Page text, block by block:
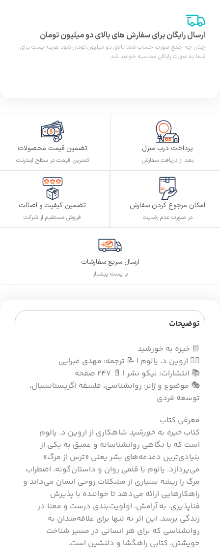
ارسال رایگان برای سفارش های بالای دو میلیون تومان
چنان چه جمع صورت حساب شما بالای دو میلیون تومان شود هزینه پست برای
شما به صورت رایگان محاسبه خواهد شد.
پرداخت درب منزل
بعد از دریافت سفارش
تضمین قیمت محصولات
کمترین قیمت در سطح اینترنت
امکان مرجوع کردن سفارش
در صورت عدم رضایت
تضمین کیفیت و اصالت
فروش مستقیم از شرکت
ارسال سریع سفارشات
با پست پیشتاز
توضیحات
📘 خیره به خورشید
✍🏻 اروین د. یالوم | 📝 ترجمه: مهدی غبرایی
📚 انتشارات: نیکو نشر | 📄 247 صفحه
🎭 موضوع و ژانر: روانشناسی، فلسفه اگزیستانسیال،
توسعه فردی
معرفی کتاب
کتاب خیره به خورشید شاهکاری از اروین د. یالوم
است که با نگاهی روانشناسانه و عمیق به یکی از
بنیادی‌ترین دغدغه‌های بشر یعنی «ترس از مرگ»
می‌پردازد. یالوم با قلمی روان و داستان‌گونه، اضطراب
مرگ را ریشه بسیاری از مشکلات روحی انسان می‌داند و
راهکارهایی ارائه می‌دهد تا خواننده با پذیرش
فناپذیری، به آرامش، اولویت‌بندی درست و معنا در
زندگی برسد. این اثر نه تنها برای علاقه‌مندان به
روانشناسی که برای هر انسانی در مسیر شناخت
خویشتن، کتابی راهگشا و دلنشین است.